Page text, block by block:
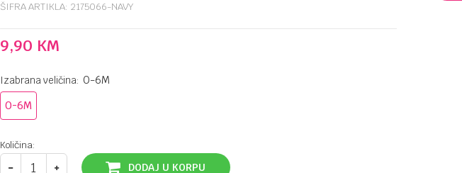
ŠIFRA ARTIKLA: 2175066-NAVY
9,90 KM
Izabrana veličina: 0-6M
0-6M
Količina:
DODAJ U KORPU